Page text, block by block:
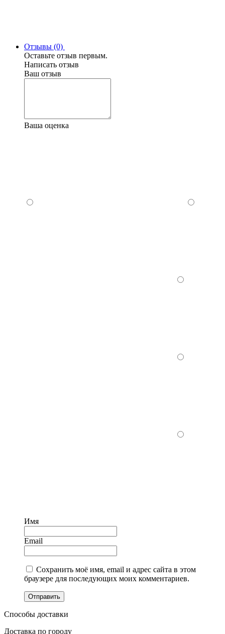
Отзывы (0)
Оставьте отзыв первым.
Написать отзыв
Ваш отзыв
Ваша оценка
Имя
Email
Сохранить моё имя, email и адрес сайта в этом
браузере для последующих моих комментариев.
Отправить
Способы доставки
Доставка по городу